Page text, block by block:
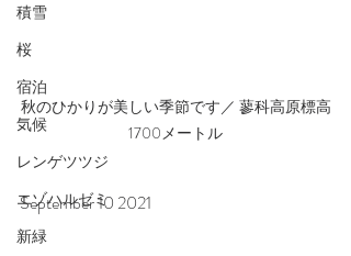
積雪
桜
宿泊
気候
レンゲツツジ
エゾハルゼミ
新緑
秋のひかりが美しい季節です／ 蓼科高原標高
1700メートル
September 10 2021